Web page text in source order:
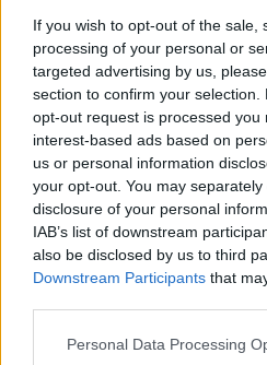
If you wish to opt-out of the sale,
processing of your personal or
targeted advertising by us,
section to confirm your
opt-out request is processed you
interest-based ads based on
us or personal information
your opt-out. You may
disclosure of your personal
IAB’s list of downstream
also be disclosed by us to third
Downstream Participants that
Please note that this website/
Personal Data Processing
belegyezését írja elő.
A gyám legtöbbször a nő
előfordul, hogy a saját
szerepet. A nők nem
utazhatnak, nem
nélkül. Persze itt is nagy
adott család beállítottsága
lakóhelyüknek számító
függvényében: a család
liberálisabb vagy
hogy a nőket milyen módon
Bizonyos egészségügyi
jöhetnek ki a börtönből, ha